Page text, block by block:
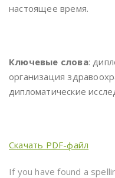
настоящее время.
Ключевые слова:
организация
дипломатические
Скачать PDF-файл
If you have found a